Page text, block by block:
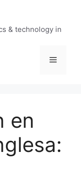
& technology in
Menu
en